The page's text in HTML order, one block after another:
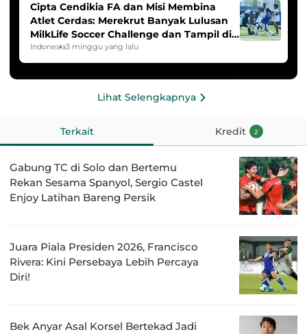
Cipta Cendikia FA dan Misi Membina
Atlet Cerdas: Merekrut Banyak Lulusan
MilkLife Soccer Challenge dan Tampil di
HYDROPLUS Soccer League
Indonesia3 minggu yang lalu
Lihat Selengkapnya
Terkait Kredit 2
Gabung TC di Solo dan Bertemu
Rekan Sesama Spanyol, Sergio Castel
Enjoy Latihan Bareng Persik
Juara Piala Presiden 2026, Francisco
Rivera: Kini Persebaya Lebih Percaya
Diri!
Bek Anyar Asal Korsel Bertekad Jadi